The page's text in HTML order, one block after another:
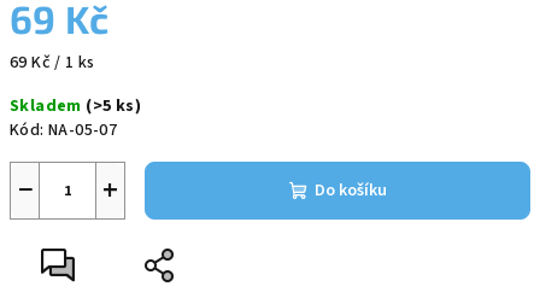
69 Kč
Měrná
69 Kč / 1 ks
Skladem (>5 ks)
Kód: NA-05-07
+
− Do košíku